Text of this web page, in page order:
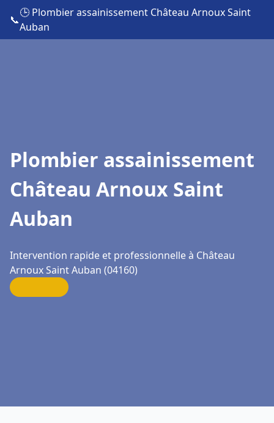
📞
🕒 Plombier assainissement Château Arnoux Saint
Auban
Plombier assainissement
Château Arnoux Saint
Auban
Intervention rapide et professionnelle à Château
Arnoux Saint Auban (04160)